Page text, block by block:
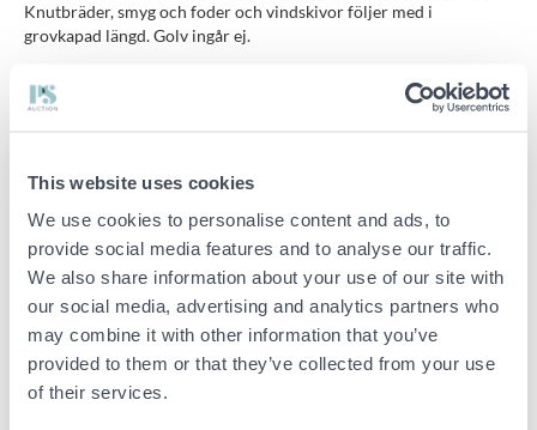
This website uses cookies
We use cookies to personalise content and ads, to
provide social media features and to analyse our traffic.
We also share information about your use of our site with
our social media, advertising and analytics partners who
may combine it with other information that you’ve
provided to them or that they’ve collected from your use
of their services.
Knutbräder, smyg och foder och vindskivor följer med i
grovkapad längd. Golv ingår ej.
Observera att den levereras omålad som byggsats i block. Alltså ej
färdigmonterad
7 st takåsar varav två med panel påspipkad (gavelspetsar)
Knutbräder, vindskivor, smygbräder och foderbräder
1 st dubbeldörr (ladugårdsdörr) 125X185 cm med gångjärn
2 st glasskiva